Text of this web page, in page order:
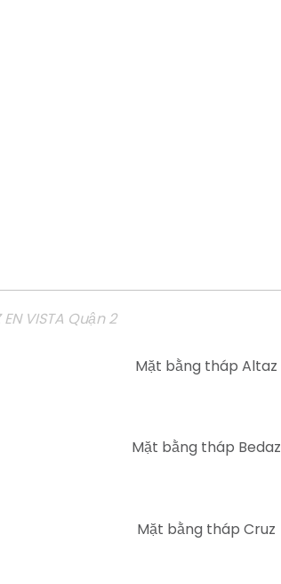
EN VISTA Quận 2
Mặt bằng tháp Altaz
Mặt bằng tháp Bedaz
Mặt bằng tháp Cruz